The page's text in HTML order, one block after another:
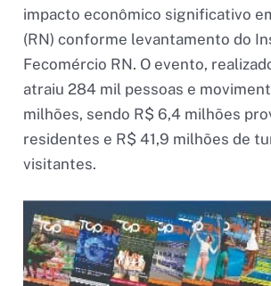
impacto econômico significativo
(RN) conforme levantamento do
Fecomércio RN. O evento,
atraiu 284 mil pessoas e
milhões, sendo R$ 6,4 milhões
residentes e R$ 41,9 milhões de
visitantes.